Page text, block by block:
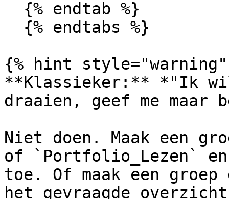
{% hint style="warning"
**Klassieker:** *"Ik
draaien, geef me maar
Niet doen. Maak een
of `Portfolio_Lezen`
toe. Of maak een
het gevraagde